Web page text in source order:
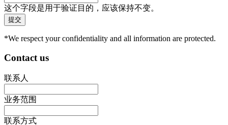
这个字段是用于验证目的，应该保持不变。
*We respect your confidentiality and all information are protected.
Contact us
联系人
业务范围
联系方式